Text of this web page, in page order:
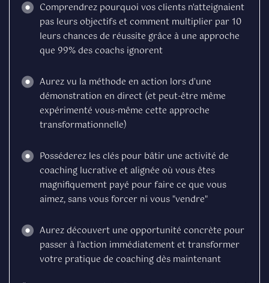
Comprendrez pourquoi vos clients n'atteignaient
pas leurs objectifs et comment multiplier par 10
leurs chances de réussite grâce à une approche
que 99% des coachs ignorent
Aurez vu la méthode en action lors d'une
démonstration en direct (et peut-être même
expérimenté vous-même cette approche
transformationnelle)
Posséderez les clés pour bâtir une activité de
coaching lucrative et alignée où vous êtes
magnifiquement payé pour faire ce que vous
aimez, sans vous forcer ni vous "vendre"
Aurez découvert une opportunité concrète pour
passer à l'action immédiatement et transformer
votre pratique de coaching dès maintenant